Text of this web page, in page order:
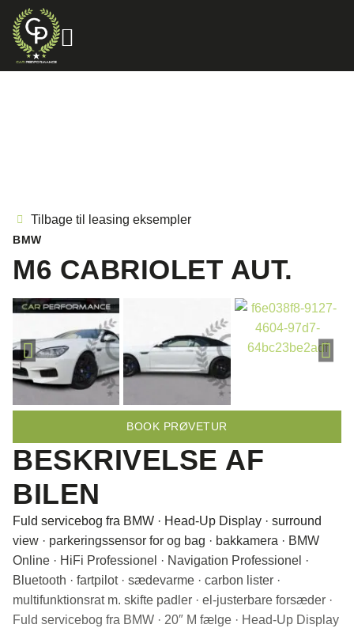
Tilbage til leasing eksempler
BMW
M6 CABRIOLET AUT.
BOOK PRØVETUR
BESKRIVELSE AF
BILEN
Fuld servicebog fra BMW · Head-Up Display · surround
view · parkeringssensor for og bag · bakkamera · BMW
Online · HiFi Professionel · Navigation Professionel ·
Bluetooth · fartpilot · sædevarme · carbon lister ·
multifunktionsrat m. skifte padler · el-justerbare forsæder ·
Fuld servicebog fra BMW · 20″ M fælge · Head-Up Display